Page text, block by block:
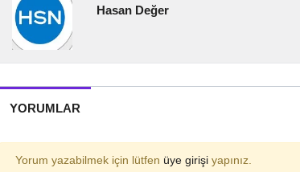
Hasan Değer
YORUMLAR
Yorum yazabilmek için lütfen üye girişi yapınız.